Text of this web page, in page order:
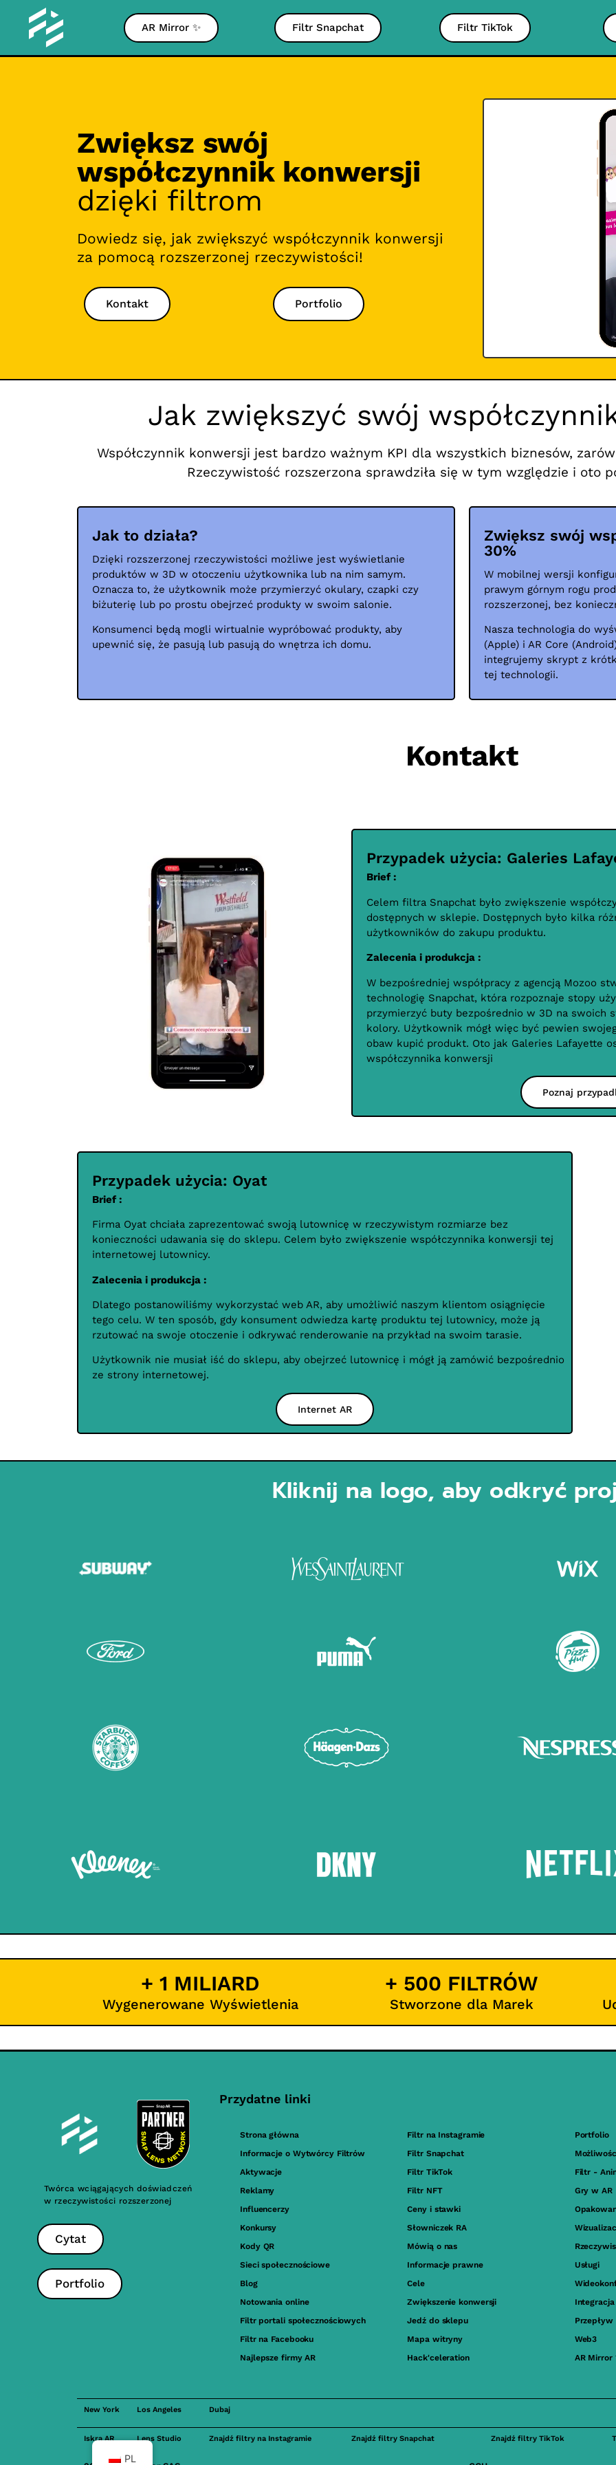
AR Mirror ✨ Filtr Snapchat Filtr TikTok
Zwiększ swój
współczynnik konwersji
dzięki filtrom
Dowiedz się, jak zwiększyć współczynnik konwersji
za pomocą rozszerzonej rzeczywistości!
Kontakt Portfolio
Jak zwiększyć swój
Współczynnik konwersji jest bardzo ważnym KPI dla wszystkich biznesów,
Rzeczywistość rozszerzona sprawdziła się w tym względzie i oto
Jak to działa?
Dzięki rozszerzonej rzeczywistości możliwe jest wyświetlanie
produktów w 3D w otoczeniu użytkownika lub na nim samym.
Oznacza to, że użytkownik może przymierzyć okulary, czapki czy
biżuterię lub po prostu obejrzeć produkty w swoim salonie.
Konsumenci będą mogli wirtualnie wypróbować produkty, aby
upewnić się, że pasują lub pasują do wnętrza ich domu.
Zwiększ swój
30%
W mobilnej wersji
prawym górnym rogu
rozszerzonej, bez
Nasza technologia do
(Apple) i AR Core
integrujemy skrypt z
tej technologii.
Kontakt
Przypadek użycia: Galeries
Brief :
Celem filtra Snapchat było zwiększenie
dostępnych w sklepie. Dostępnych było kilka
użytkowników do zakupu produktu.
Zalecenia i produkcja :
W bezpośredniej współpracy z agencją Mozoo
technologię Snapchat, która rozpoznaje stopy
przymierzyć buty bezpośrednio w 3D na swoich
kolory. Użytkownik mógł więc być pewien
obaw kupić produkt. Oto jak Galeries Lafayette
współczynnika konwersji
Poznaj
Przypadek użycia: Oyat
Brief :
Firma Oyat chciała zaprezentować swoją lutownicę w rzeczywistym rozmiarze bez
konieczności udawania się do sklepu. Celem było zwiększenie współczynnika konwersji tej
internetowej lutownicy.
Zalecenia i produkcja :
Dlatego postanowiliśmy wykorzystać web AR, aby umożliwić naszym klientom osiągnięcie
tego celu. W ten sposób, gdy konsument odwiedza kartę produktu tej lutownicy, może ją
rzutować na swoje otoczenie i odkrywać renderowanie na przykład na swoim tarasie.
Użytkownik nie musiał iść do sklepu, aby obejrzeć lutownicę i mógł ją zamówić bezpośrednio
ze strony internetowej.
Internet AR
Kliknij na logo, aby odkryć
+ 1 MILIARD
Wygenerowane Wyświetlenia
+ 500 FILTRÓW
Stworzone dla Marek
Twórca wciągających doświadczeń
w rzeczywistości rozszerzonej
Cytat
Portfolio
Przydatne linki
Strona główna
Informacje o Wytwórcy Filtrów
Aktywacje
Reklamy
Influencerzy
Konkursy
Kody QR
Sieci społecznościowe
Blog
Notowania online
Filtr portali społecznościowych
Filtr na Facebooku
Najlepsze firmy AR
Filtr na Instagramie
Filtr Snapchat
Filtr TikTok
Filtr NFT
Ceny i stawki
Słowniczek RA
Mówią o nas
Informacje prawne
Cele
Zwiększenie konwersji
Jedź do sklepu
Mapa witryny
Hack'celeration
Portfolio
Filtr -
Gry w AR
Usługi
Web3
AR Mirror
New York Los Angeles Dubaj
Iskra AR Lens Studio Znajdź filtry na Instagramie Znajdź filtry Snapchat Znajdź filtry TikTok
PL